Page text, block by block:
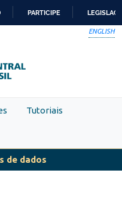
PARTICIPE
ENGLISH
Tutoriais
de dados